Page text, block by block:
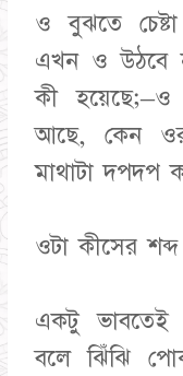
ও বুঝতে
এখন ও উঠবে
কী
আছে, কেন
মাথাটা দপদপ
ওটা কীসের
একটু
বলে ঝিঁঝি